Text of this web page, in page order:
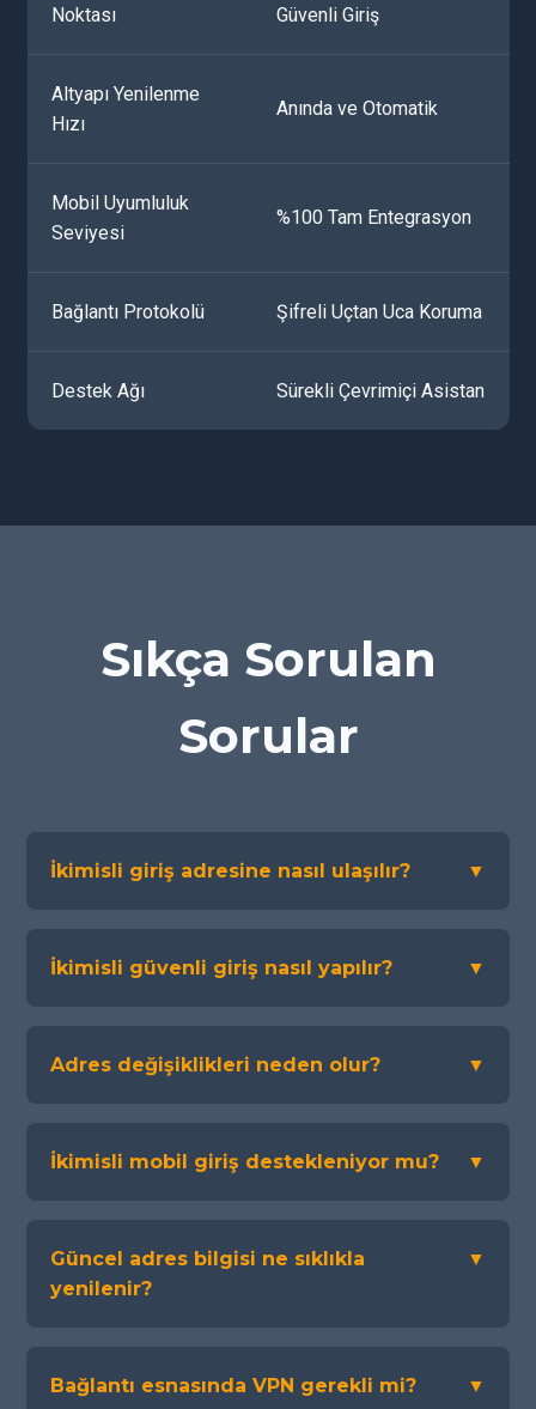
Noktası
Güvenli Giriş
Altyapı Yenilenme
Hızı
Anında ve Otomatik
Mobil Uyumluluk
Seviyesi
%100 Tam Entegrasyon
Bağlantı Protokolü Şifreli Uçtan Uca Koruma
Destek Ağı Sürekli Çevrimiçi Asistan
Sıkça Sorulan
Sorular
İkimisli giriş adresine nasıl ulaşılır? ▼
İkimisli güvenli giriş nasıl yapılır? ▼
Adres değişiklikleri neden olur? ▼
İkimisli mobil giriş destekleniyor mu? ▼
Güncel adres bilgisi ne sıklıkla
yenilenir?
▼
Bağlantı esnasında VPN gerekli mi? ▼